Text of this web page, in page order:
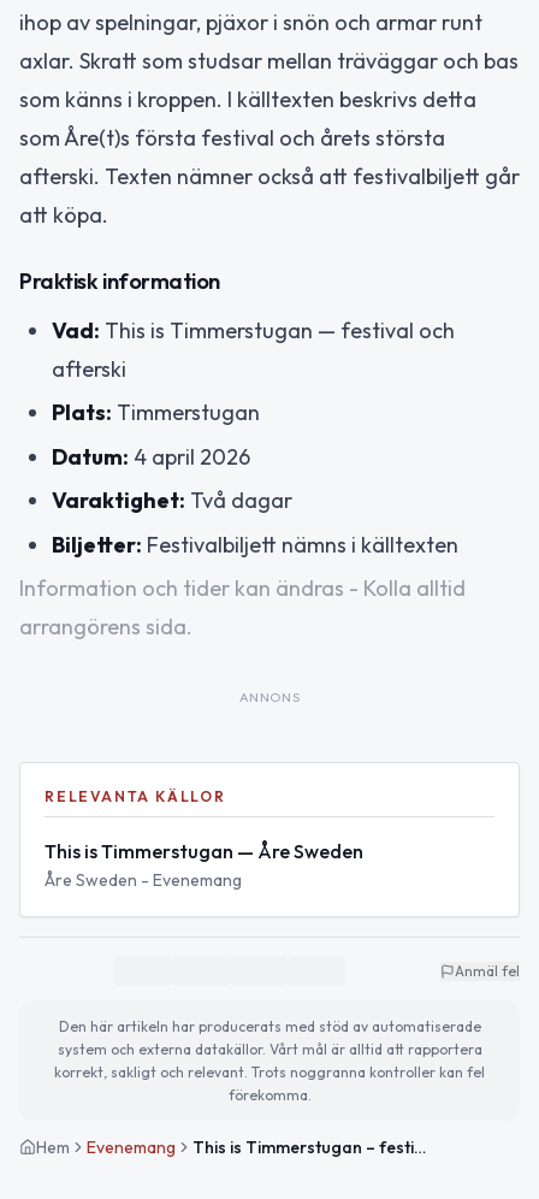
ihop av spelningar, pjäxor i snön och armar runt
axlar. Skratt som studsar mellan träväggar och bas
som känns i kroppen. I källtexten beskrivs detta
som Åre(t)s första festival och årets största
afterski. Texten nämner också att festivalbiljett går
att köpa.
Praktisk information
Vad: This is Timmerstugan — festival och
afterski
Plats: Timmerstugan
Datum: 4 april 2026
Varaktighet: Två dagar
Biljetter: Festivalbiljett nämns i källtexten
Information och tider kan ändras - Kolla alltid
arrangörens sida.
ANNONS
RELEVANTA KÄLLOR
This is Timmerstugan — Åre Sweden
Åre Sweden - Evenemang
Anmäl fel
Den här artikeln har producerats med stöd av automatiserade
system och externa datakällor. Vårt mål är alltid att rapportera
korrekt, sakligt och relevant. Trots noggranna kontroller kan fel
förekomma.
Hem Evenemang This is Timmerstugan – festival och afterski i Åre